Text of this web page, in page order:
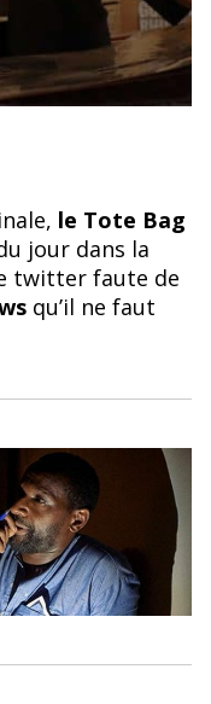
le Tote Bag
jour dans la
twitter faute de
qu’il ne faut